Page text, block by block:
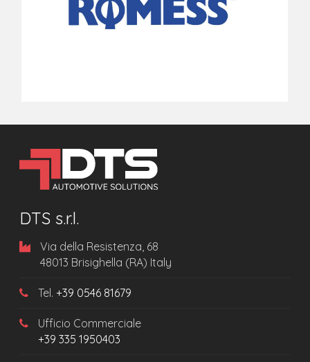
DTS s.r.l.
Via della Resistenza, 68
48013 Brisighella (RA) Italy
Tel.+39 0546 81679
Ufficio Commerciale
+39 335 1950403